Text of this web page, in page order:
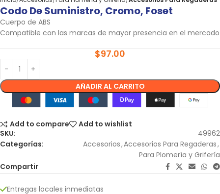
Codo De Suministro, Cromo, Foset
Cuerpo de ABS
Compatible con las marcas de mayor presencia en el mercado
$97.00
AÑADIR AL CARRITO
Add to compare
Add to wishlist
SKU:
49962
Categorías:
Accesorios,Accesorios Para Regaderas,
Para Plomería y Grifería
Compartir
Entregas locales inmediatas